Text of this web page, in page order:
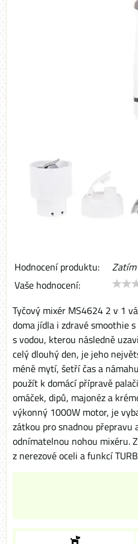
Hodnocení produktu:
Zatím
Vaše hodnocení:
Tyčový mixér MS4624 2 v 1
doma jídla i zdravé smoothie
s vodou, kterou následně
celý dlouhý den, je jeho
méně mytí, šetří čas a
použít k domácí přípravě
omáček, dipů, majonéz a
výkonný 1000W motor, je
zátkou pro snadnou přepravu
odnímatelnou nohou mixéru.
z nerezové oceli a funkcí